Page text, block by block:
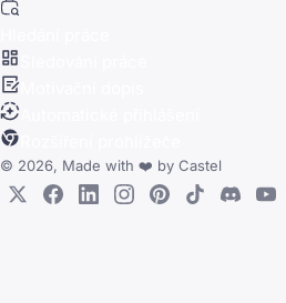
© 2026, Made with ❤️ by Castel